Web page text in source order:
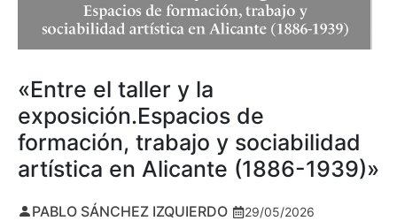
«Entre el taller y la
exposición.Espacios de
formación, trabajo y sociabilidad
artística en Alicante (1886-1939)»
PABLO SÁNCHEZ IZQUIERDO 29/05/2026